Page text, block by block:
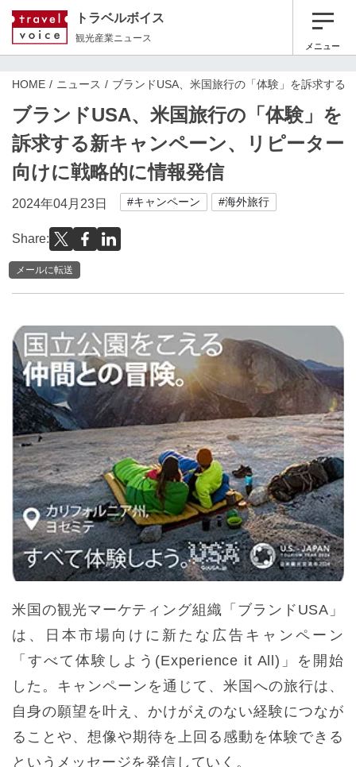
トラベルボイス
観光産業ニュース
メニュー
HOME ニュース ブランドUSA、米国旅行の「体験」を訴求する
ブランドUSA、米国旅行の「体験」を
訴求する新キャンペーン、リピーター
向けに戦略的に情報発信
2024年04月23日 #キャンペーン #海外旅行
Share:
メールに転送
米国の観光マーケティング組織「ブランドUSA」
は、日本市場向けに新たな広告キャンペーン
「すべて体験しよう(Experience it All)」を開始
した。キャンペーンを通じて、米国への旅行は、
自身の願望を叶え、かけがえのない経験につなが
ることや、想像や期待を上回る感動を体験できる
というメッセージを発信していく。